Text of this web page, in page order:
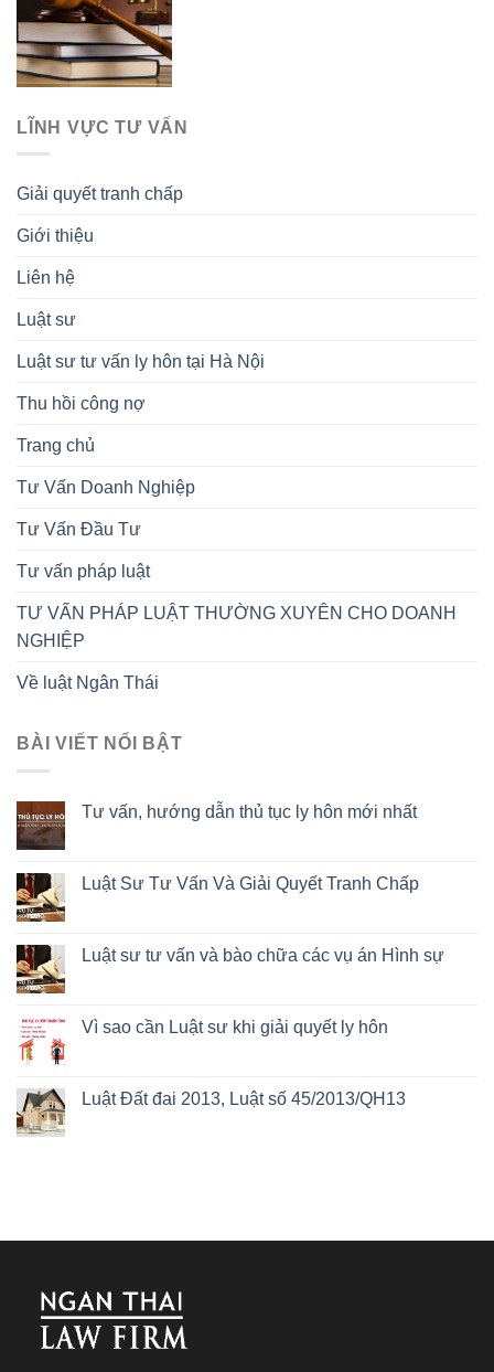
LĨNH VỰC TƯ VẤN
Giải quyết tranh chấp
Giới thiệu
Liên hệ
Luật sư
Luật sư tư vấn ly hôn tại Hà Nội
Thu hồi công nợ
Trang chủ
Tư Vấn Doanh Nghiệp
Tư Vấn Đầu Tư
Tư vấn pháp luật
TƯ VẤN PHÁP LUẬT THƯỜNG XUYÊN CHO DOANH
NGHIỆP
Về luật Ngân Thái
BÀI VIẾT NỔI BẬT
Tư vấn, hướng dẫn thủ tục ly hôn mới nhất
Luật Sư Tư Vấn Và Giải Quyết Tranh Chấp
Luật sư tư vấn và bào chữa các vụ án Hình sự
Vì sao cần Luật sư khi giải quyết ly hôn
Luật Đất đai 2013, Luật số 45/2013/QH13